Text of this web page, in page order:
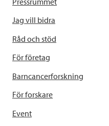
Jag vill bidra
Råd och stöd
För företag
Barncancerforskning
För forskare
Event